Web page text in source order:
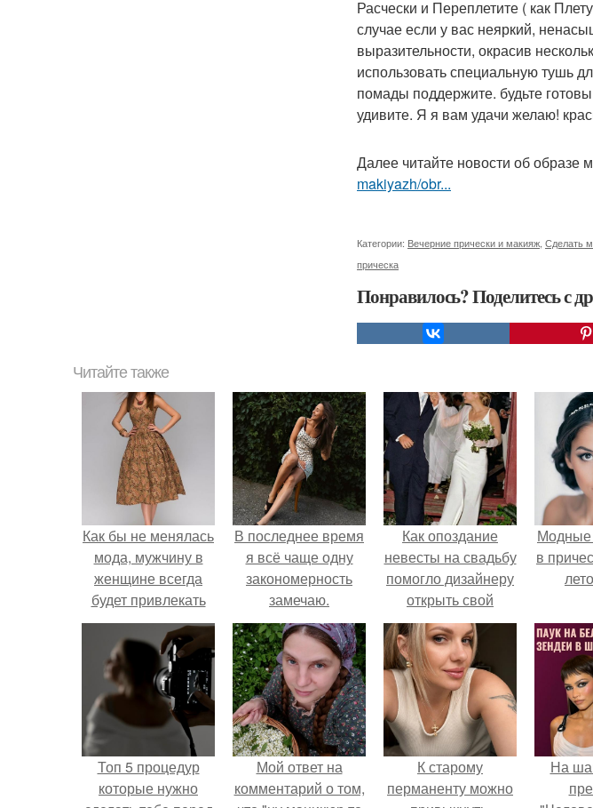
Расчески и Переплетите ( как
случае если у вас неяркий,
выразительности, окрасив
использовать специальную тушь
помады поддержите. будьте
удивите. Я я вам удачи желаю!
Далее читайте новости об образе
makiyazh/obr...
Категории: Вечерние прически и макияж Сделать
прическа
Понравилось? Поделитесь с
Читайте также
Как бы не менялась
мода, мужчину в
женщине всегда
будет привлекать
ее женственность и
подчеркнутое
отличие от мужчин.
В последнее время
я всё чаще одну
закономерность
замечаю.
Как опоздание
невесты на свадьбу
помогло дизайнеру
открыть свой
бренд.
Модные
в
Топ 5 процедур
которые нужно
Мой ответ на
комментарий о том,
К старому
перманенту можно
На